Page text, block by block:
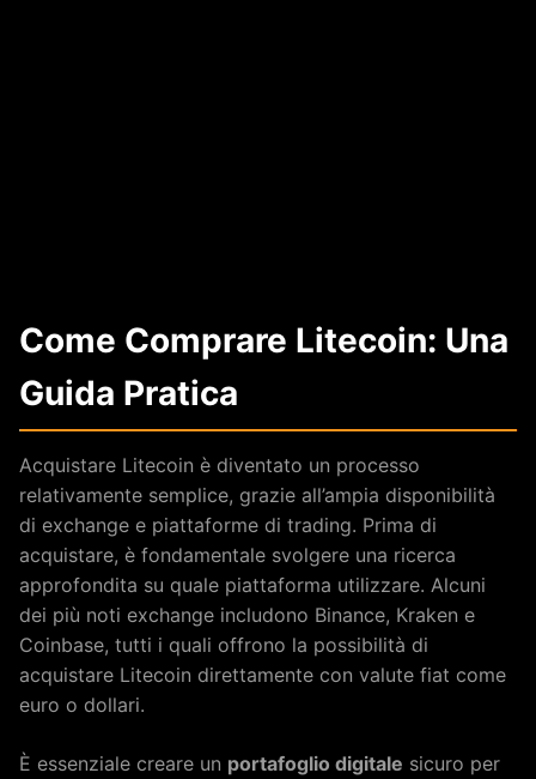
Come Comprare Litecoin: Una
Guida Pratica
Acquistare Litecoin è diventato un processo
relativamente semplice, grazie all’ampia disponibilità
di exchange e piattaforme di trading. Prima di
acquistare, è fondamentale svolgere una ricerca
approfondita su quale piattaforma utilizzare. Alcuni
dei più noti exchange includono Binance, Kraken e
Coinbase, tutti i quali offrono la possibilità di
acquistare Litecoin direttamente con valute fiat come
euro o dollari.
È essenziale creare un portafoglio digitale sicuro per